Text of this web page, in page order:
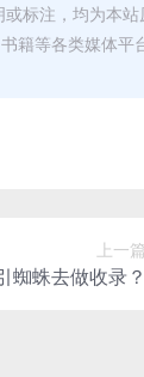
标注，均为本
籍等各类媒体
上一篇
蜘蛛去做收录？